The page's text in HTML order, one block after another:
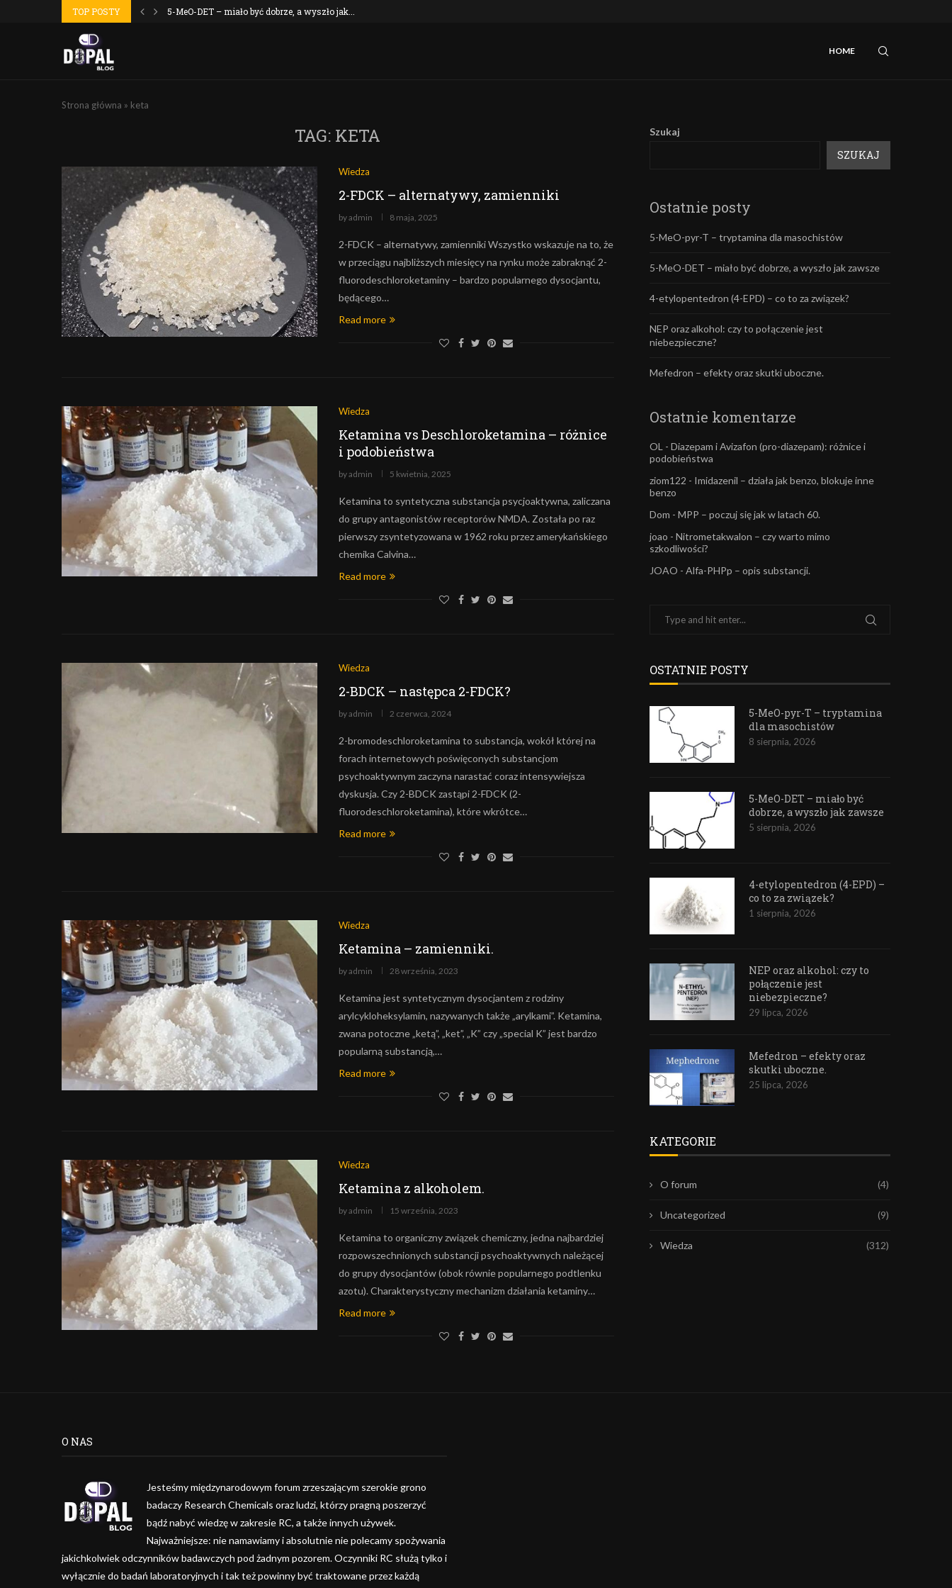
TOP POSTY 5-MeO-DET – miało być dobrze, a wyszło jak...
HOME
Strona główna » keta
TAG: KETA
Wiedza
2-FDCK – alternatywy, zamienniki
byadmin 8 maja, 2025
2-FDCK – alternatywy, zamienniki Wszystko wskazuje na to, że
w przeciągu najbliższych miesięcy na rynku może zabraknąć 2-
fluorodeschloroketaminy – bardzo popularnego dysocjantu,
będącego…
Read more
Wiedza
Ketamina vs Deschloroketamina – różnice
i podobieństwa
byadmin 5 kwietnia, 2025
Ketamina to syntetyczna substancja psycjoaktywna, zaliczana
do grupy antagonistów receptorów NMDA. Została po raz
pierwszy zsyntetyzowana w 1962 roku przez amerykańskiego
chemika Calvina…
Read more
Wiedza
2-BDCK – następca 2-FDCK?
byadmin 2 czerwca, 2024
2-bromodeschloroketamina to substancja, wokół której na
forach internetowych poświęconych substancjom
psychoaktywnym zaczyna narastać coraz intensywiejsza
dyskusja. Czy 2-BDCK zastąpi 2-FDCK (2-
fluorodeschloroketamina), które wkrótce…
Read more
Wiedza
Ketamina – zamienniki.
byadmin 28 września, 2023
Ketamina jest syntetycznym dysocjantem z rodziny
arylcykloheksylamin, nazywanych także „arylkami”. Ketamina,
zwana potoczne „ketą”, „ket”, „K” czy „special K” jest bardzo
popularną substancją,…
Read more
Wiedza
Ketamina z alkoholem.
byadmin 15 września, 2023
Ketamina to organiczny związek chemiczny, jedna najbardziej
rozpowszechnionych substancji psychoaktywnych należącej
do grupy dysocjantów (obok równie popularnego podtlenku
azotu). Charakterystyczny mechanizm działania ketaminy…
Read more
Szukaj
SZUKAJ
Ostatnie posty
5-MeO-pyr-T – tryptamina dla masochistów
5-MeO-DET – miało być dobrze, a wyszło jak zawsze
4-etylopentedron (4-EPD) – co to za związek?
NEP oraz alkohol: czy to połączenie jest
niebezpieczne?
Mefedron – efekty oraz skutki uboczne.
Ostatnie komentarze
OL - Diazepam i Avizafon (pro-diazepam): różnice i
podobieństwa
ziom122 - Imidazenil – działa jak benzo, blokuje inne
benzo
Dom - MPP – poczuj się jak w latach 60.
joao - Nitrometakwalon – czy warto mimo
szkodliwości?
JOAO - Alfa-PHPp – opis substancji.
OSTATNIE POSTY
5-MeO-pyr-T – tryptamina
dla masochistów
8 sierpnia, 2026
5-MeO-DET – miało być
dobrze, a wyszło jak zawsze
5 sierpnia, 2026
4-etylopentedron (4-EPD) –
co to za związek?
1 sierpnia, 2026
NEP oraz alkohol: czy to
połączenie jest
niebezpieczne?
29 lipca, 2026
Mefedron – efekty oraz
skutki uboczne.
25 lipca, 2026
KATEGORIE
O forum (4)
Uncategorized (9)
Wiedza (312)
O NAS
Jesteśmy międzynarodowym forum zrzeszającym szerokie grono
badaczy Research Chemicals oraz ludzi, którzy pragną poszerzyć
bądź nabyć wiedzę w zakresie RC, a także innych używek.
Najważniejsze: nie namawiamy i absolutnie nie polecamy spożywania
jakichkolwiek odczynników badawczych pod żadnym pozorem. Oczynniki RC służą tylko i
wyłącznie do badań laboratoryjnych i tak też powinny być traktowane przez każdą